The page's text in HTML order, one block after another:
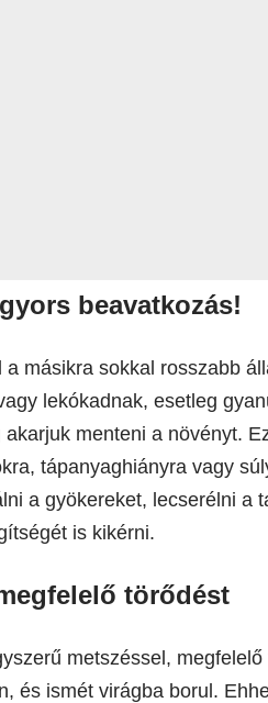
beavatkozás!
másikra sokkal rosszabb
lekókadnak, esetleg
menteni a növényt.
tápanyaghiányra vagy
a gyökereket, lecserélni a
is kikérni.
törődést
metszéssel,
és ismét virágba borul.